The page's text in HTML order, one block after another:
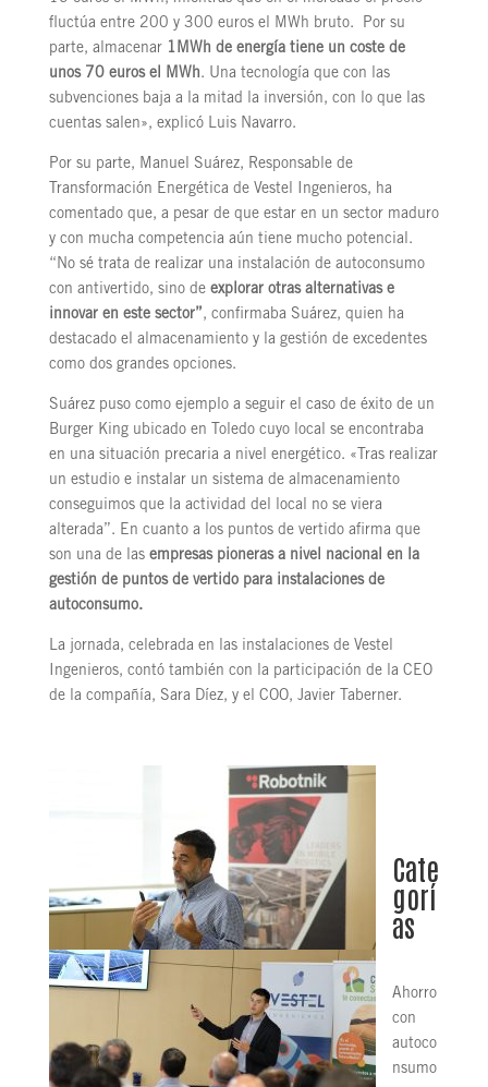
fluctúa entre 200 y 300 euros el MWh bruto. Por su
parte, almacenar 1MWh de energía tiene un coste de
unos 70 euros el MWh. Una tecnología que con las
subvenciones baja a la mitad la inversión, con lo que las
cuentas salen», explicó Luis Navarro.
Por su parte, Manuel Suárez, Responsable de
Transformación Energética de Vestel Ingenieros, ha
comentado que, a pesar de que estar en un sector maduro
y con mucha competencia aún tiene mucho potencial.
“No sé trata de realizar una instalación de autoconsumo
con antivertido, sino de explorar otras alternativas e
innovar en este sector” , confirmaba Suárez, quien ha
destacado el almacenamiento y la gestión de excedentes
como dos grandes opciones.
Suárez puso como ejemplo a seguir el caso de éxito de un
Burger King ubicado en Toledo cuyo local se encontraba
en una situación precaria a nivel energético. «Tras realizar
un estudio e instalar un sistema de almacenamiento
conseguimos que la actividad del local no se viera
alterada”. En cuanto a los puntos de vertido afirma que
son una de las empresas pioneras a nivel nacional en la
gestión de puntos de vertido para instalaciones de
autoconsumo.
La jornada, celebrada en las instalaciones de Vestel
Ingenieros, contó también con la participación de la CEO
de la compañía, Sara Díez, y el COO, Javier Taberner.
Cate
gorí
as
Ahorro
con
autoco
nsumo